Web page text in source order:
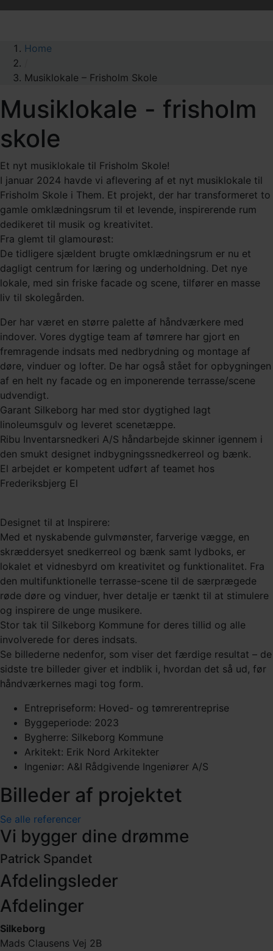
Home
Musiklokale – Frisholm Skole
Musiklokale - frisholm
skole
Et nyt musiklokale til Frisholm Skole!
I januar 2024 havde vi aflevering af et nyt musiklokale til
Frisholm Skole i Them. Et projekt, der har transformeret to
gamle omklædningsrum til et levende, inspirerende rum
dedikeret til musik og kreativitet.
Fra glemt til glamourøst:
De tidligere sjældent brugte omklædningsrum er nu et
dagligt centrum for læring og underholdning. Det nye
lokale, med sin friske facade og scene, tilfører en masse
liv til skolegården.
Der har været en større palette af håndværkere med
indover. Vores dygtige team af tømrere har gjort en
fremragende indsats med nedbrydning og montage af
døre, vinduer og lofter. De har også stået for opbygningen
af en helt ny facade og en imponerende terrasse/scene
udvendigt.
Garant Silkeborg har med stor dygtighed lagt
linoleumsgulv og leveret scenetæppe.
Ribu Inventarsnedkeri A/S håndarbejde skinner igennem i
den smukt designet indbygningssnedkerreol og bænk.
El arbejdet er kompetent udført af teamet hos
Frederiksbjerg El
Designet til at Inspirere:
Med et nyskabende gulvmønster, farverige vægge, en
skræddersyet snedkerreol og bænk samt lydboks, er
lokalet et vidnesbyrd om kreativitet og funktionalitet. Fra
den multifunktionelle terrasse-scene til de særprægede
røde døre og vinduer, hver detalje er tænkt til at stimulere
og inspirere de unge musikere.
Stor tak til Silkeborg Kommune for deres tillid og alle
involverede for deres indsats.
Se billederne nedenfor, som viser det færdige resultat – de
sidste tre billeder giver et indblik i, hvordan det så ud, før
håndværkernes magi tog form.
Entrepriseform: Hoved- og tømrerentreprise
Byggeperiode: 2023
Bygherre: Silkeborg Kommune
Arkitekt: Erik Nord Arkitekter
Ingeniør: A&I Rådgivende Ingeniører A/S
Billeder af projektet
Se alle referencer
Vi bygger dine drømme
Patrick Spandet
Afdelingsleder
Afdelinger
Silkeborg
Mads Clausens Vej 2B